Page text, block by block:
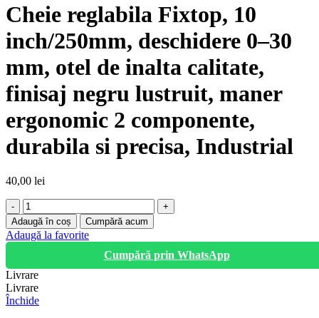
Cheie reglabila Fixtop, 10
inch/250mm, deschidere 0–30
mm, otel de inalta calitate,
finisaj negru lustruit, maner
ergonomic 2 componente,
durabila si precisa, Industrial
40,00 lei
Cantitate
Cheie
reglabila
Fixtop,
inch/250mm,
deschidere
0–
30
Adaugă în coș Cumpără acum
Adaugă la favorite
Cumpără prin WhatsApp
Livrare
Livrare
Închide